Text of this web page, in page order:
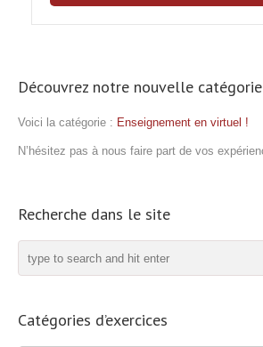
Découvrez notre nouvelle catégorie
Voici la catégorie : Enseignement en virtuel !
N’hésitez pas à nous faire part de vos
Recherche dans le site
Catégories d’exercices